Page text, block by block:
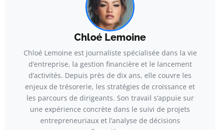
Chloé Lemoine
Chloé Lemoine est journaliste spécialisée dans la vie
d’entreprise, la gestion financière et le lancement
d’activités. Depuis près de dix ans, elle couvre les
enjeux de trésorerie, les stratégies de croissance et
les parcours de dirigeants. Son travail s’appuie sur
une expérience concrète dans le suivi de projets
entrepreneuriaux et l’analyse de décisions